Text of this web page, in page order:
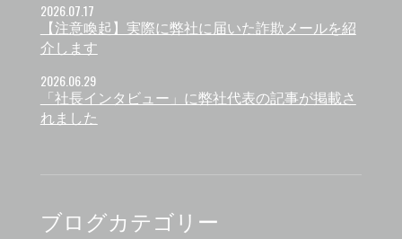
2026.07.17
【注意喚起】実際に弊社に届いた詐欺メールを紹
介します
2026.06.29
「社長インタビュー」に弊社代表の記事が掲載さ
れました
ブログカテゴリー